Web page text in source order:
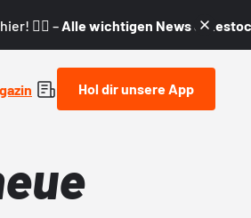
👇🏼 – Alle wichtigen News &
Hol dir unsere App